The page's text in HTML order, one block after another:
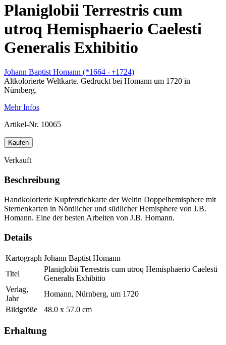
Planiglobii Terrestris cum
utroq Hemisphaerio Caelesti
Generalis Exhibitio
Johann Baptist Homann (*1664 - †1724)
Altkolorierte Weltkarte. Gedruckt bei Homann um 1720 in
Nürnberg.
Mehr Infos
Artikel-Nr. 10065
Kaufen
Verkauft
Beschreibung
Handkolorierte Kupferstichkarte der Weltin Doppelhemisphere mit
Sternenkarten in Nördlicher und südlicher Hemisphere von J.B.
Homann. Eine der besten Arbeiten von J.B. Homann.
Details
Kartograph Johann Baptist Homann
Titel
Planiglobii Terrestris cum utroq Hemisphaerio Caelesti
Generalis Exhibitio
Verlag,
Jahr
Homann, Nürnberg, um 1720
Bildgröße
48.0 x 57.0 cm
Erhaltung